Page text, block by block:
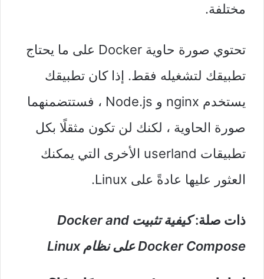
مختلفة.
تحتوي صورة حاوية Docker على ما يحتاج
تطبيقك لتشغيله فقط. إذا كان تطبيقك
يستخدم nginx و Node.js ، فستتضمنهما
صورة الحاوية ، لكنك لن تكون مثقلًا بكل
تطبيقات userland الأخرى التي يمكنك
العثور عليها عادةً على Linux.
ذات صلة:
كيفية تثبيت Docker and
Docker Compose على نظام Linux